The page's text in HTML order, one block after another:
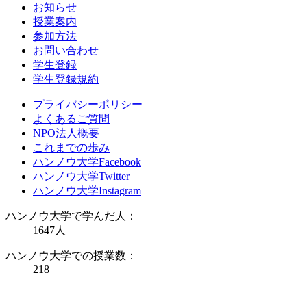
お知らせ
授業案内
参加方法
お問い合わせ
学生登録
学生登録規約
プライバシーポリシー
よくあるご質問
NPO法人概要
これまでの歩み
ハンノウ大学Facebook
ハンノウ大学Twitter
ハンノウ大学Instagram
ハンノウ大学で学んだ人：
1647人
ハンノウ大学での授業数：
218